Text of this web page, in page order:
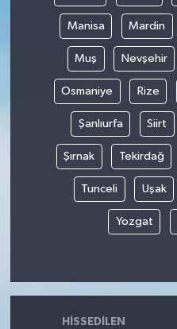
Manisa Mardin
Muş Nevşehir
Osmaniye Rize
Şanlıurfa Siirt
Şırnak Tekirdağ
Tunceli Uşak
Yozgat
HISSEDILEN